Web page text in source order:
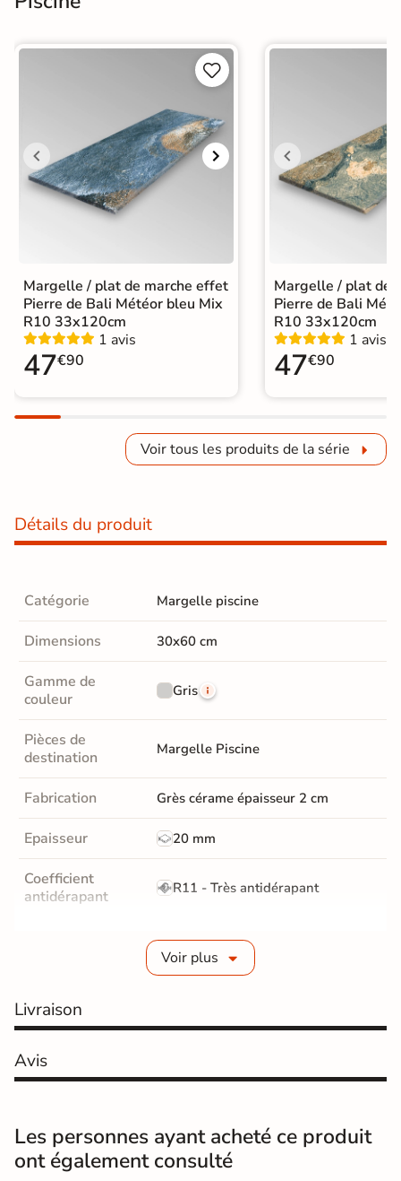


Margelle / plat de marche effet
Pierre de Bali Météor bleu Mix
R10 33x120cm
1 avis
47€90
Margelle / plat de
Pierre de Bali
R10 33x120cm
1 avis
47€90
Voir tous les produits de la série
Détails du produit
Catégorie Margelle piscine
Dimensions 30x60 cm
Gamme de
couleur
Gris
Pièces de
destination
Margelle Piscine
Fabrication Grès cérame épaisseur 2 cm
Epaisseur 20 mm
Coefficient
antidérapant
R11 - Très antidérapant
GR5 - Ultra-résistant
Bords rectifié
Finition Mate
Résistant au Gel Oui
Voir plus
Livraison
Avis
Les personnes ayant acheté ce produit
ont également consulté